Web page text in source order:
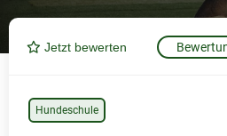
Jetzt bewerten
Hundeschule